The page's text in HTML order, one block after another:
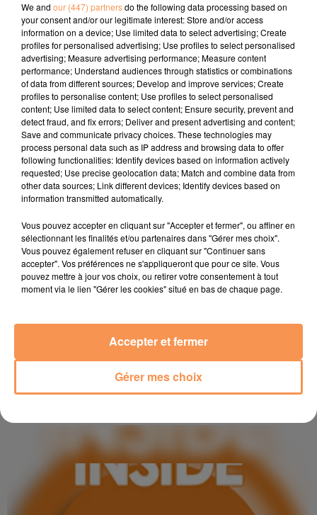
6 janvier 2026
AGENDA LOCAL DU 06 JANVIER
5 janvier 2026
We and our (447) partnersdo the following data processing based on
your consent and/or our legitimate interest: Store and/or access
information on a device; Use limited data to select advertising; Create
profiles for personalised advertising; Use profiles to select personalised
advertising; Measure advertising performance; Measure content
performance; Understand audiences through statistics or combinations
of data from different sources; Develop and improve services; Create
profiles to personalise content; Use profiles to select personalised
content; Use limited data to select content; Ensure security, prevent and
detect fraud, and fix errors; Deliver and present advertising and content;
Save and communicate privacy choices. These technologies may
process personal data such as IP address and browsing data to offer
following functionalities: Identify devices based on information actively
requested; Use precise geolocation data; Match and combine data from
other data sources; Link different devices; Identify devices based on
information transmitted automatically.
Vous pouvez accepter en cliquant sur "Accepter et fermer", ou affiner en
sélectionnant les finalités et/ou partenaires dans "Gérer mes choix".
Vous pouvez également refuser en cliquant sur "Continuer sans
accepter". Vos préférences ne s'appliqueront que pour ce site. Vous
pouvez mettre à jour vos choix, ou retirer votre consentement à tout
moment via le lien "Gérer les cookies" situé en bas de chaque page.
Gérer mes choix
Accepter et fermer